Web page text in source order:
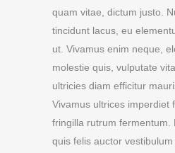
quam vitae, dictum justo.
tincidunt lacus, eu
ut. Vivamus enim neque,
molestie quis, vulputate
ultricies diam efficitur
Vivamus ultrices imperdiet
fringilla rutrum fermentum.
quis felis auctor vestibulum